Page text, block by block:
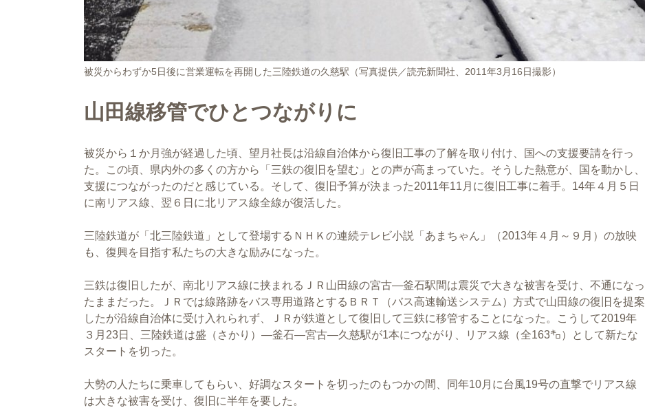
被災からわずか5日後に営業運転を再開した三陸鉄道の久慈駅（写真提供／読売新聞社、2011年3月16日撮影）
山田線移管でひとつながりに
被災から１か月強が経過した頃、望月社長は沿線自治体から復旧工事の了解を取り付け、国への支援要請を行っ
た。この頃、県内外の多くの方から「三鉄の復旧を望む」との声が高まっていた。そうした熱意が、国を動かし、
支援につながったのだと感じている。そして、復旧予算が決まった2011年11月に復旧工事に着手。14年４月５日
に南リアス線、翌６日に北リアス線全線が復活した。
三陸鉄道が「北三陸鉄道」として登場するＮＨＫの連続テレビ小説「あまちゃん」（2013年４月～９月）の放映
も、復興を目指す私たちの大きな励みになった。
三鉄は復旧したが、南北リアス線に挟まれるＪＲ山田線の宮古―釜石駅間は震災で大きな被害を受け、不通になっ
たままだった。ＪＲでは線路跡をバス専用道路とするＢＲＴ（バス高速輸送システム）方式で山田線の復旧を提案
したが沿線自治体に受け入れられず、ＪＲが鉄道として復旧して三鉄に移管することになった。こうして2019年
３月23日、三陸鉄道は盛（さかり）―釜石―宮古―久慈駅が1本につながり、リアス線（全163㌔）として新たな
スタートを切った。
大勢の人たちに乗車してもらい、好調なスタートを切ったのもつかの間、同年10月に台風19号の直撃でリアス線
は大きな被害を受け、復旧に半年を要した。